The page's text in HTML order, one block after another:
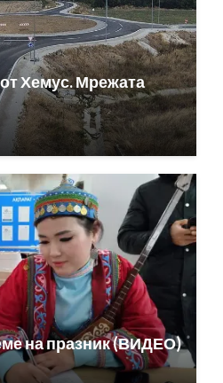
Хемус. Мрежата
на празник (ВИДЕО)